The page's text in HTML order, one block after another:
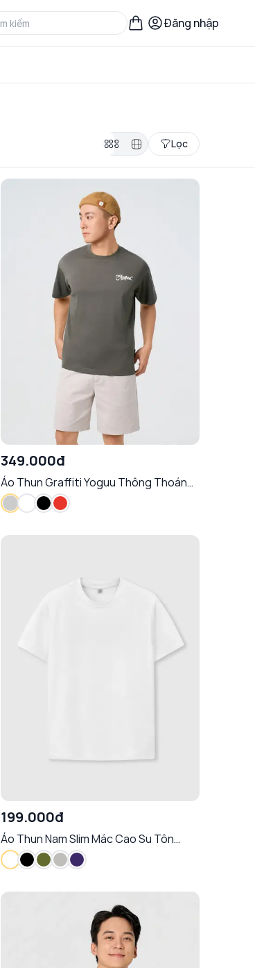
Đăng nhập
Lọc
349.000đ
Áo Thun Graffiti Yoguu Thông Thoáng
Mềm Mại Chống Nhăn Tôn Dáng
199.000đ
Áo Thun Nam Slim Mác Cao Su Tôn
Dáng Thoáng Khí Chống Nhăn Mềm Mại